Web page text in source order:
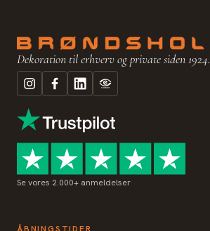
Dekoration til erhverv og private siden 1924.
Se vores 2.000+ anmeldelser
ÅBNINGSTIDER